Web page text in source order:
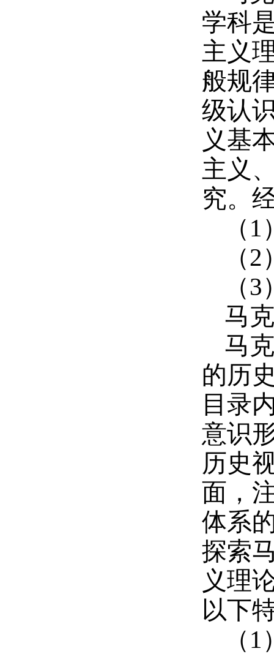
学科
主义
般规
级认
义基
主义
究。
（
（
（
马
马
的历
目录
意识
历史
面，
体系
探索
义理
以下
（